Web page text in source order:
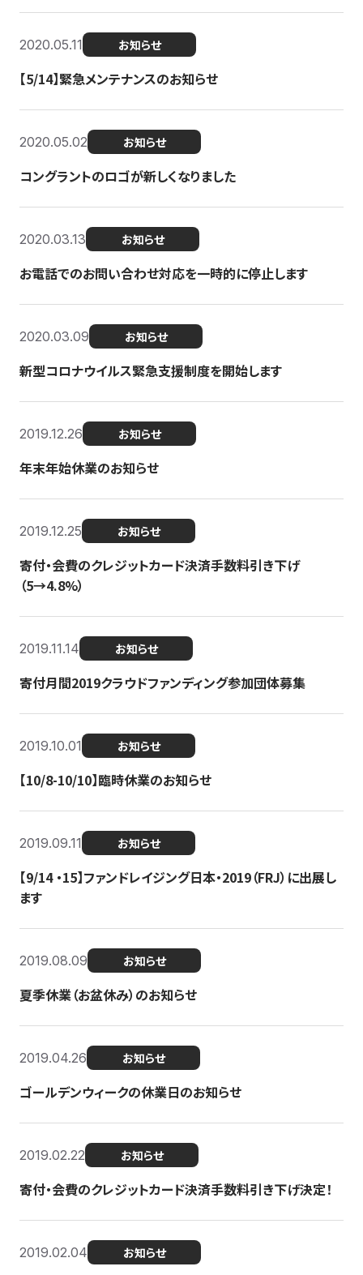
2020.05.11 お知らせ
【5/14】緊急メンテナンスのお知らせ
2020.05.02 お知らせ
コングラントのロゴが新しくなりました
2020.03.13 お知らせ
お電話でのお問い合わせ対応を一時的に停止します
2020.03.09 お知らせ
新型コロナウイルス緊急支援制度を開始します
2019.12.26 お知らせ
年末年始休業のお知らせ
2019.12.25 お知らせ
寄付・会費のクレジットカード決済手数料引き下げ
（5→4.8%）
2019.11.14 お知らせ
寄付月間2019クラウドファンディング参加団体募集
2019.10.01 お知らせ
【10/8-10/10】臨時休業のお知らせ
2019.09.11 お知らせ
【9/14 ・15】ファンドレイジング日本・2019（FRJ）に出展し
ます
2019.08.09 お知らせ
夏季休業（お盆休み）のお知らせ
2019.04.26 お知らせ
ゴールデンウィークの休業日のお知らせ
2019.02.22 お知らせ
寄付・会費のクレジットカード決済手数料引き下げ決定！
2019.02.04 お知らせ